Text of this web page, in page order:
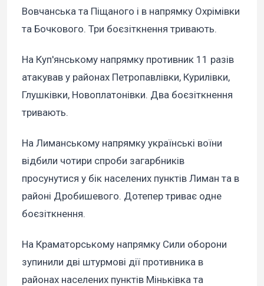
Вовчанська та Піщаного і в напрямку Охрімівки
та Бочкового. Три боєзіткнення тривають.
На Куп'янському напрямку противник 11 разів
атакував у районах Петропавлівки, Курилівки,
Глушківки, Новоплатонівки. Два боєзіткнення
тривають.
На Лиманському напрямку українські воїни
відбили чотири спроби загарбників
просунутися у бік населених пунктів Лиман та в
районі Дробишевого. Дотепер триває одне
боєзіткнення.
На Краматорському напрямку Сили оборони
зупинили дві штурмові дії противника в
районах населених пунктів Міньківка та